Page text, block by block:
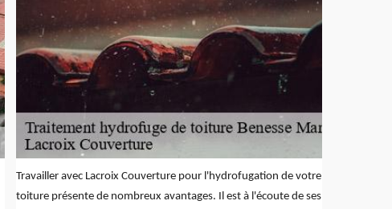
Travailler avec Lacroix Couverture pour l'hydrofugation de votre
toiture présente de nombreux avantages. Il est à l'écoute de ses